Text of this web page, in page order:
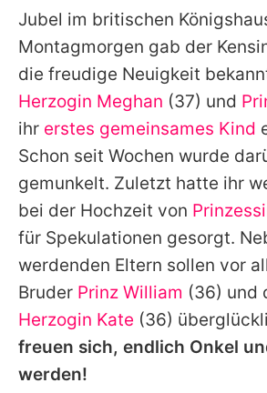
Impressum
Utiq verwalten
Jubel im britischen
Montagmorgen gab der
die freudige Neuigkeit
Herzogin Meghan (37) und
ihr erstes gemeinsames Kind
Schon seit Wochen wurde
gemunkelt. Zuletzt hatte ihr
bei der Hochzeit von
für Spekulationen gesorgt.
werdenden Eltern sollen vor
Bruder Prinz William (36) und
Herzogin Kate (36)
freuen sich, endlich Onkel
werden!